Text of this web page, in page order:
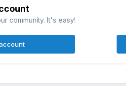
community. It's easy!